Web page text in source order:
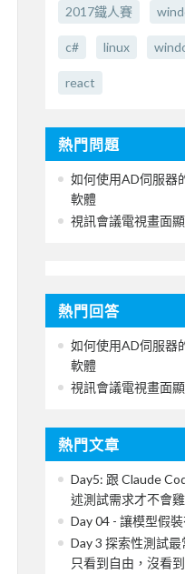
2017鐵人賽
c# linux
react
熱門問題
如何使用AD伺服器
軟體
視訊會議電視畫面
熱門回答
如何使用AD伺服器
軟體
視訊會議電視畫面
熱門文章
Day5: 跟 Claude
述測試需求才不會
Day 04 - 讓模型假
Day 3 探索性測試最
只看到自由，沒看